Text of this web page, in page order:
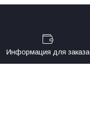
Информация для заказа